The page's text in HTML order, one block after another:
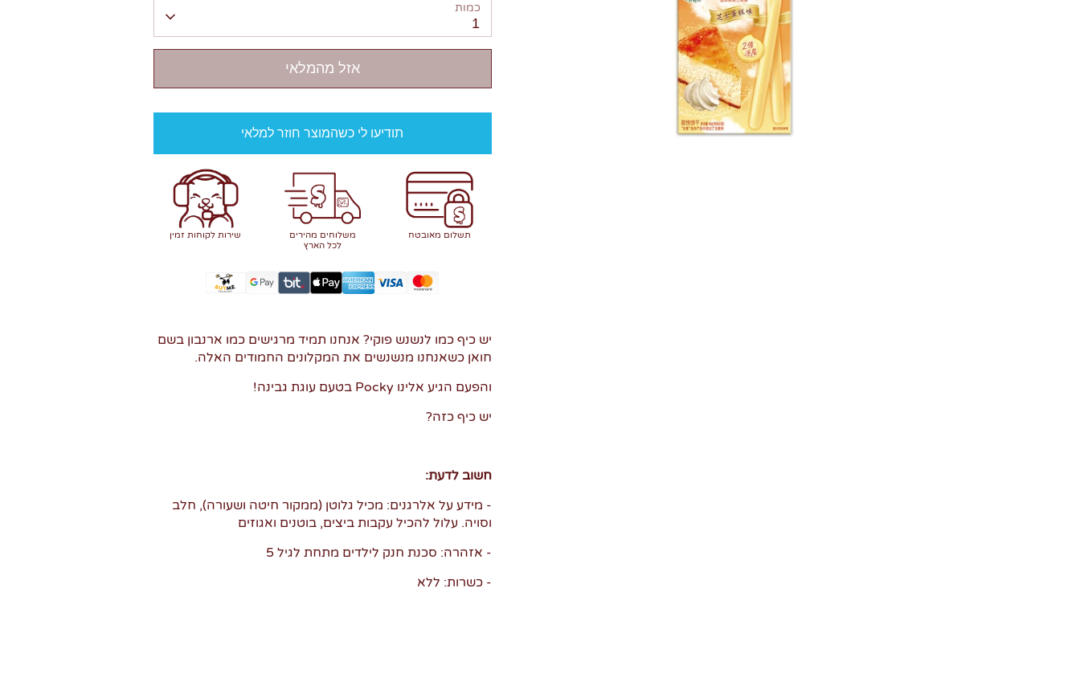
כמות
1
אזל מהמלאי
תודיעו לי כשהמוצר חוזר למלאי
תשלום מאובטח
משלוחים מהירים
לכל הארץ
שירות לקוחות זמין
יש כיף כמו לנשנש פוקי? אנחנו תמיד מרגישים כמו ארנבון בשם
חואן כשאנחנו מנשנשים את המקלונים החמודים האלה.
והפעם הגיע אלינו Pocky בטעם עוגת גבינה!
יש כיף כזה?
חשוב לדעת:
- מידע על אלרגנים: מכיל גלוטן (ממקור חיטה ושעורה), חלב
וסויה. עלול להכיל עקבות ביצים, בוטנים ואגוזים
- אזהרה: סכנת חנק לילדים מתחת לגיל 5
- כשרות: ללא